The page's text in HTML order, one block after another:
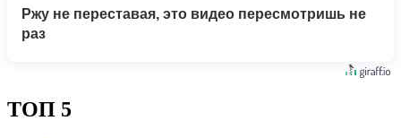
Ржу не переставая, это видео пересмотришь не
раз
ТОП 5